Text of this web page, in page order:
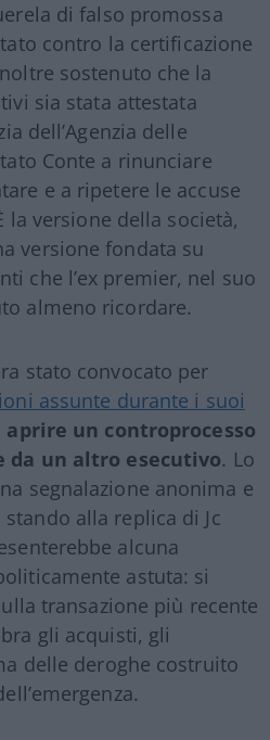
di falso promossa
contro la certificazione
sostenuto che la
sia stata attestata
dell’Agenzia delle
Conte a rinunciare
e a ripetere le accuse
la versione della società,
versione fondata su
che l’ex premier, nel suo
almeno ricordare.
stato convocato per
assunte durante i suoi
aprire un controprocesso
da un altro esecutivo. Lo
segnalazione anonima e
alla replica di Jc
alcuna
astuta: si
transazione più recente
gli acquisti, gli
delle deroghe costruito